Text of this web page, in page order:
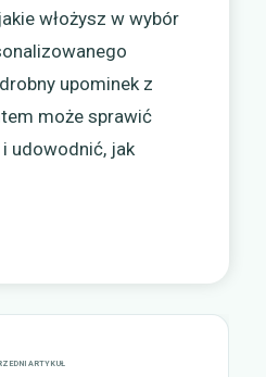
włożysz w wybór
upominek z
może sprawić
udowodnić, jak